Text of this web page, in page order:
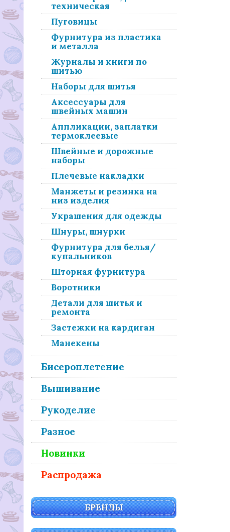
техническая
Пуговицы
Фурнитура из пластика
и металла
Журналы и книги по
шитью
Наборы для шитья
Аксессуары для
швейных машин
Аппликации, заплатки
термоклеевые
Швейные и дорожные
наборы
Плечевые накладки
Манжеты и резинка на
низ изделия
Украшения для одежды
Шнуры, шнурки
Фурнитура для белья/
купальников
Шторная фурнитура
Воротники
Детали для шитья и
ремонта
Застежки на кардиган
Манекены
Бисероплетение
Вышивание
Рукоделие
Разное
Новинки
Распродажа
БРЕНДЫ